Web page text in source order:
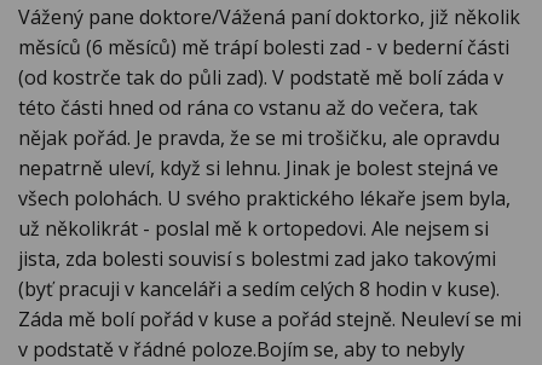
Vážený pane doktore/Vážená paní doktorko, již několik
měsíců (6 měsíců) mě trápí bolesti zad - v bederní části
(od kostrče tak do půli zad). V podstatě mě bolí záda v
této části hned od rána co vstanu až do večera, tak
nějak pořád. Je pravda, že se mi trošičku, ale opravdu
nepatrně uleví, když si lehnu. Jinak je bolest stejná ve
všech polohách. U svého praktického lékaře jsem byla,
už několikrát - poslal mě k ortopedovi. Ale nejsem si
jista, zda bolesti souvisí s bolestmi zad jako takovými
(byť pracuji v kanceláři a sedím celých 8 hodin v kuse).
Záda mě bolí pořád v kuse a pořád stejně. Neuleví se mi
v podstatě v řádné poloze.Bojím se, aby to nebyly